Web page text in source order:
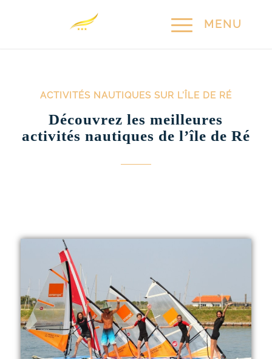
ACTIVITÉS NAUTIQUES SUR L’ÎLE DE RÉ
Découvrez les meilleures
activités nautiques de l’île de Ré